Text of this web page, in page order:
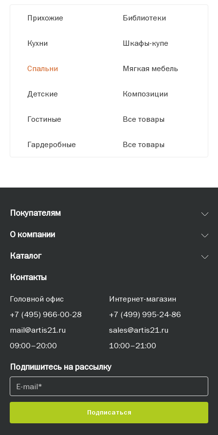
размерам.
Прихожие
Кухни
Спальни
Детские
Гостиные
Гардеробные
Библиотеки
Шкафы-купе
Мягкая мебель
Композиции
Все товары
Все товары
Покупателям
О компании
Каталог
Контакты
Головной офис
+7 (495) 966-00-28
mail@artis21.ru
09:00–20:00
Интернет-магазин
+7 (499) 995-24-86
sales@artis21.ru
10:00–21:00
Подпишитесь на рассылку
Подписаться